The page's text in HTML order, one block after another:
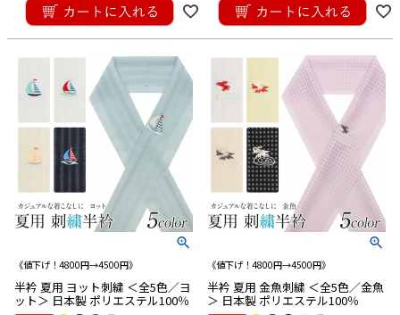
3,960税込 3,960税込
《値下げ！4800円→4500円》
半衿 夏用 ヨット刺繍 ＜全5色／ヨ
ット＞ 日本製 ポリエステル100％
《値下げ！4800円→4500円》
半衿 夏用 金魚刺繍 ＜全5色／金魚
＞ 日本製 ポリエステル100％
■合わせる着物から探す
色無地・江戸小紋
振袖
普段着きもの
ゆかた
夏着物
■カラーから探す
■ Red ■ Orange ■Yellow
■
Khaki ■Navy ■Purple
■Pink Gray ■Brown ■
■Silver White ■Black
■草履のサイズから探す
Sサイズ（-23.0cm）
Mサイズ（22.5cm-24.0cm）
Lサイズ（23.5cm-25.0cm）